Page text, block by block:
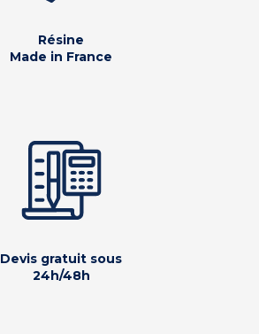
Résine
Made in France
Devis gratuit sous
24h/48h